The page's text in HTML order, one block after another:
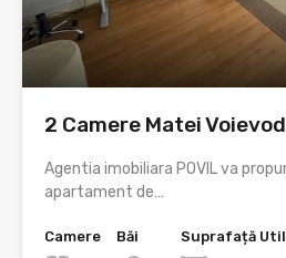
2 Camere Matei Voievod
Agentia imobiliara POVIL va
apartament de…
Camere
Băi
Suprafață